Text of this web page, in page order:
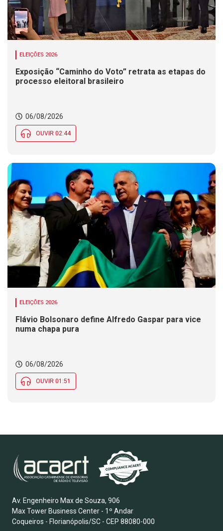
ELEIÇÕES 2026
Exposição “Caminho do Voto” retrata as etapas do
processo eleitoral brasileiro
06/08/2026
OUVIR 02:44
ELEIÇÕES 2026
Flávio Bolsonaro define Alfredo Gaspar para vice
numa chapa pura
06/08/2026
OUVIR 01:51
Av. Engenheiro Max de Souza, 906
Max Tower Business Center - 1º Andar
Coqueiros - Florianópolis/SC - CEP 88080-000